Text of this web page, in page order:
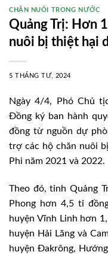
CHĂN NUÔI TRONG NƯỚC
Quảng Trị: Hơn
nuôi bị thiệt hại
5 THÁNG TƯ, 2024
Ngày 4/4, Phó Chủ
Đồng ký ban hành
đồng từ nguồn dự
trợ các hộ chăn nuôi
Phi năm 2021 và 2022.
Theo đó, tỉnh Quảng
Phong hơn 4,5 tỉ
huyện Vĩnh Linh hơn
huyện Hải Lăng và
huyện Đakrông,